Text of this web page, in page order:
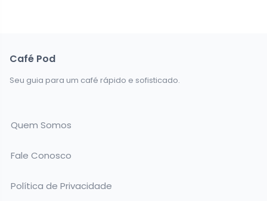
Café Pod
Seu guia para um café rápido e sofisticado.
Quem Somos
Fale Conosco
Política de Privacidade